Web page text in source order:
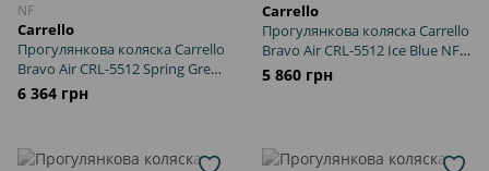
NF
Carrello
Прогулянкова коляска Carrello
Bravo Air CRL-5512 Spring Green
NF 2024
6 364 грн
Carrello
Прогулянкова коляска Carrello
Bravo Air CRL-5512 Ice Blue NF
2024
5 860 грн